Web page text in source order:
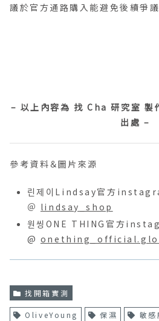
議於官方通路購入能避免後續爭議
– 以上內容為 找 Cha 研究室 製
出處 –
參考資料＆圖片來源
린제이Lindsay官方
＠ lindsay_shop
원씽ONE THING官方
@
找開箱實測
OliveYoung 保濕 敏感